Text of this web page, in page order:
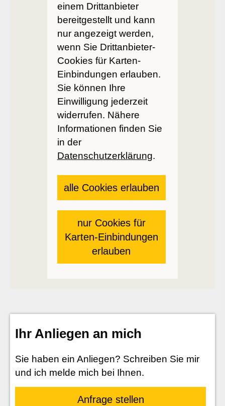
einem Drittanbieter
bereitgestellt und kann
nur angezeigt werden,
wenn Sie Drittanbieter-
Cookies für Karten-
Einbindungen erlauben.
Sie können Ihre
Einwilligung jederzeit
widerrufen. Nähere
Informationen finden Sie
in der
Datenschutzerklärung.
alle Cookies erlauben
nur Cookies für
Karten-Einbindungen
erlauben
Ihr Anliegen an mich
Sie haben ein Anliegen? Schreiben Sie mir
und ich melde mich bei Ihnen.
Anfrage stellen